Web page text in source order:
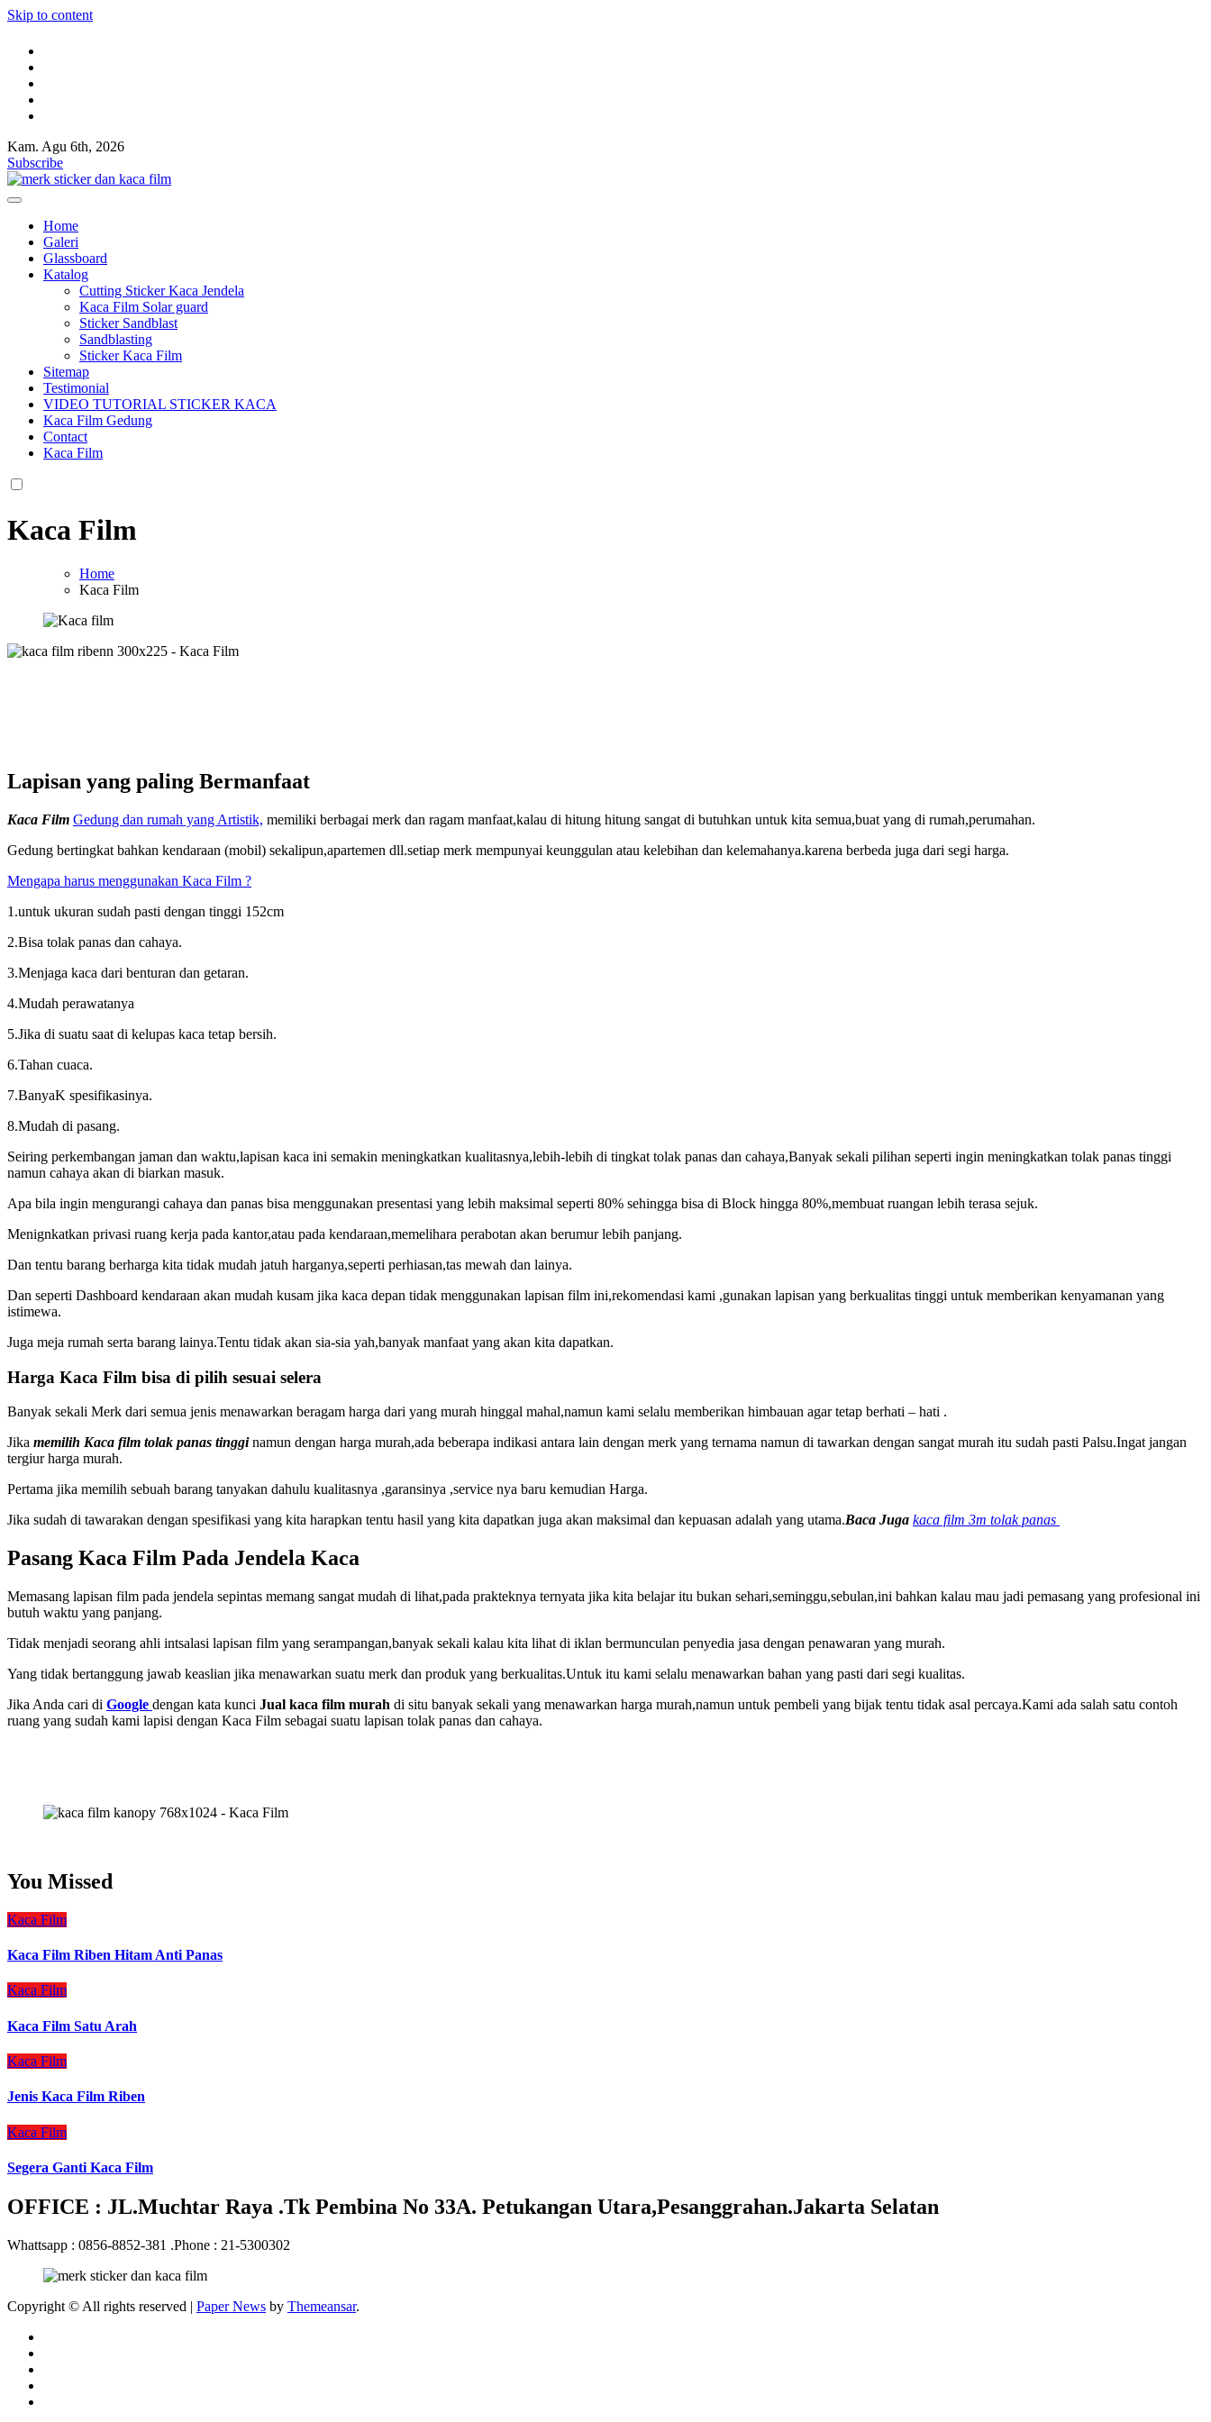
Skip to content
Kaca film rumah,kaca film gedung,Cutting Sticker,Pasang Huruf timbul,Pembuatan sticker kaca
Jual kaca film rumah dan gedung,Toko sticker kaca,Sticker sandblast,Sticker motif,Kaca film solargard,Jenis kaca film,Spesifikasi kaca film
Kam. Agu 6th, 2026
Subscribe
Kaca film rumah,kaca film gedung,Cutting Sticker,Pasang Huruf timbul,Pembuatan sticker kaca
Jual kaca film rumah dan gedung,Toko sticker kaca,Sticker sandblast,Sticker motif,Kaca film solargard,Jenis kaca film,Spesifikasi kaca film
Home
Galeri
Glassboard
Katalog
Cutting Sticker Kaca Jendela
Kaca Film Solar guard
Sticker Sandblast
Sandblasting
Sticker Kaca Film
Sitemap
Testimonial
VIDEO TUTORIAL STICKER KACA
Kaca Film Gedung
Contact
Kaca Film
Kaca Film
Home
Kaca Film
Lapisan yang paling Bermanfaat
Kaca Film Gedung dan rumah yang Artistik, memiliki berbagai merk dan ragam manfaat,kalau di hitung hitung sangat di butuhkan untuk kita semua,buat yang di rumah,perumahan.
Gedung bertingkat bahkan kendaraan (mobil) sekalipun,apartemen dll.setiap merk mempunyai keunggulan atau kelebihan dan kelemahanya.karena berbeda juga dari segi harga.
Mengapa harus menggunakan Kaca Film ?
1.untuk ukuran sudah pasti dengan tinggi 152cm
2.Bisa tolak panas dan cahaya.
3.Menjaga kaca dari benturan dan getaran.
4.Mudah perawatanya
5.Jika di suatu saat di kelupas kaca tetap bersih.
6.Tahan cuaca.
7.BanyaK spesifikasinya.
8.Mudah di pasang.
Seiring perkembangan jaman dan waktu,lapisan kaca ini semakin meningkatkan kualitasnya,lebih-lebih di tingkat tolak panas dan cahaya,Banyak sekali pilihan seperti ingin meningkatkan tolak panas tinggi
namun cahaya akan di biarkan masuk.
Apa bila ingin mengurangi cahaya dan panas bisa menggunakan presentasi yang lebih maksimal seperti 80% sehingga bisa di Block hingga 80%,membuat ruangan lebih terasa sejuk.
Menignkatkan privasi ruang kerja pada kantor,atau pada kendaraan,memelihara perabotan akan berumur lebih panjang.
Dan tentu barang berharga kita tidak mudah jatuh harganya,seperti perhiasan,tas mewah dan lainya.
Dan seperti Dashboard kendaraan akan mudah kusam jika kaca depan tidak menggunakan lapisan film ini,rekomendasi kami ,gunakan lapisan yang berkualitas tinggi untuk memberikan kenyamanan yang
istimewa.
Juga meja rumah serta barang lainya.Tentu tidak akan sia-sia yah,banyak manfaat yang akan kita dapatkan.
Harga Kaca Film bisa di pilih sesuai selera
Banyak sekali Merk dari semua jenis menawarkan beragam harga dari yang murah hinggal mahal,namun kami selalu memberikan himbauan agar tetap berhati – hati .
Jika memilih Kaca film tolak panas tinggi namun dengan harga murah,ada beberapa indikasi antara lain dengan merk yang ternama namun di tawarkan dengan sangat murah itu sudah pasti Palsu.Ingat jangan
tergiur harga murah.
Pertama jika memilih sebuah barang tanyakan dahulu kualitasnya ,garansinya ,service nya baru kemudian Harga.
Jika sudah di tawarakan dengan spesifikasi yang kita harapkan tentu hasil yang kita dapatkan juga akan maksimal dan kepuasan adalah yang utama.Baca Juga kaca film 3m tolak panas
Pasang Kaca Film Pada Jendela Kaca
Memasang lapisan film pada jendela sepintas memang sangat mudah di lihat,pada prakteknya ternyata jika kita belajar itu bukan sehari,seminggu,sebulan,ini bahkan kalau mau jadi pemasang yang profesional ini
butuh waktu yang panjang.
Tidak menjadi seorang ahli intsalasi lapisan film yang serampangan,banyak sekali kalau kita lihat di iklan bermunculan penyedia jasa dengan penawaran yang murah.
Yang tidak bertanggung jawab keaslian jika menawarkan suatu merk dan produk yang berkualitas.Untuk itu kami selalu menawarkan bahan yang pasti dari segi kualitas.
Jika Anda cari di Google dengan kata kunci Jual kaca film murah di situ banyak sekali yang menawarkan harga murah,namun untuk pembeli yang bijak tentu tidak asal percaya.Kami ada salah satu contoh
ruang yang sudah kami lapisi dengan Kaca Film sebagai suatu lapisan tolak panas dan cahaya.
You Missed
Kaca Film
Kaca Film Riben Hitam Anti Panas
Kaca Film
Kaca Film Satu Arah
Kaca Film
Jenis Kaca Film Riben
Kaca Film
Segera Ganti Kaca Film
OFFICE : JL.Muchtar Raya .Tk Pembina No 33A. Petukangan Utara,Pesanggrahan.Jakarta Selatan
Whattsapp : 0856-8852-381 .Phone : 21-5300302
Copyright © All rights reserved | Paper News by Themeansar.